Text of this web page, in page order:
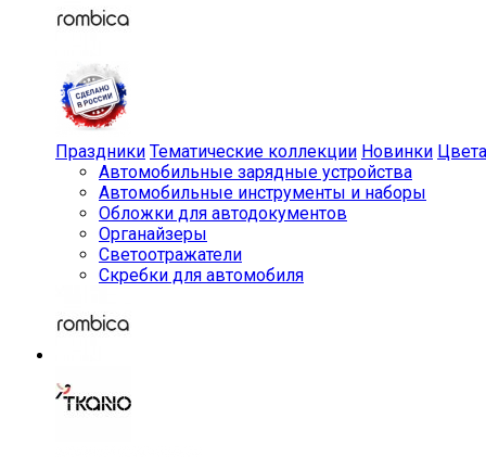
Праздники Тематические коллекции Новинки Цвета
Автомобильные зарядные устройства
Автомобильные инструменты и наборы
Обложки для автодокументов
Органайзеры
Светоотражатели
Скребки для автомобиля